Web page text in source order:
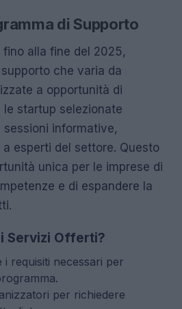
di Supporto
fino alla fine del 2025,
che varia da
a opportunità di
le startup selezionate
informative,
esperti del settore. Questo
unica per le imprese di
e di espandere la
Servizi Offerti?
i requisiti necessari per
per richiedere